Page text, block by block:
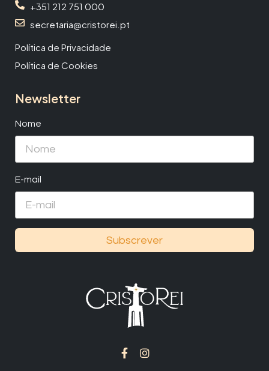
+351 212 751 000
secretaria@cristorei.pt
Política de Privacidade
Política de Cookies
Newsletter
Nome
E-mail
Subscrever